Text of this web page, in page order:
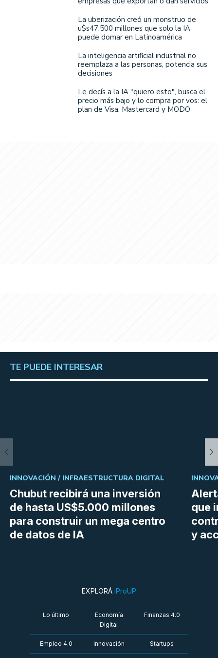
La uberización creó un monstruo de
u$s47.500 millones que solo la IA
puede domar en Latinoamérica
La inteligencia artificial industrial no
reemplaza a las personas, potencia sus
decisiones
Le decís a la IA "quiero esto", busca el
precio más bajo y lo compra por vos: el
plan de Visa, Mastercard y MODO
TE PUEDE INTERESAR
Chubut recibirá una inversión
de hasta US$5.000 millones
para construir un mega centro
de datos de IA
INNOVACIÓN / INFRAESTRUCTURA DIGITAL
que
y
EXPLORÁ iProUP
Lo último
Economía
Digital
Finanzas 4.0
Empleo 4.0 Innovación Startups